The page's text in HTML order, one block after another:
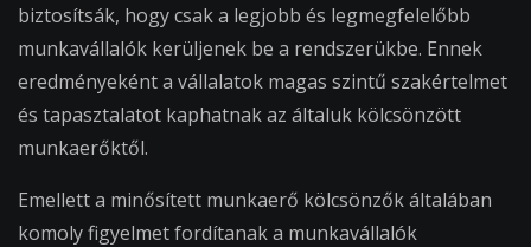
biztosítsák, hogy csak a legjobb és legmegfelelőbb
munkavállalók kerüljenek be a rendszerükbe. Ennek
eredményeként a vállalatok magas szintű szakértelmet
és tapasztalatot kaphatnak az általuk kölcsönzött
munkaerőktől.
Emellett a minősített munkaerő kölcsönzők általában
komoly figyelmet fordítanak a munkavállalók